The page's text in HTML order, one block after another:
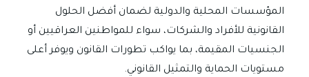
المؤسسات المحلية والدولية لضمان أفضل الحلول
القانونية للأفراد والشركات، سواء للمواطنين العراقيين أو
الجنسيات المقيمة، بما يواكب تطورات القانون ويوفر أعلى
مستويات الحماية والتمثيل القانوني.